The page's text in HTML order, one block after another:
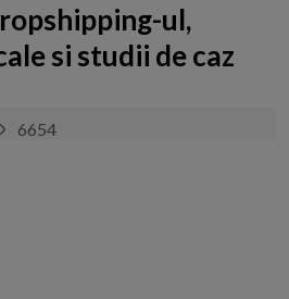
ul,
si studii de caz
6654